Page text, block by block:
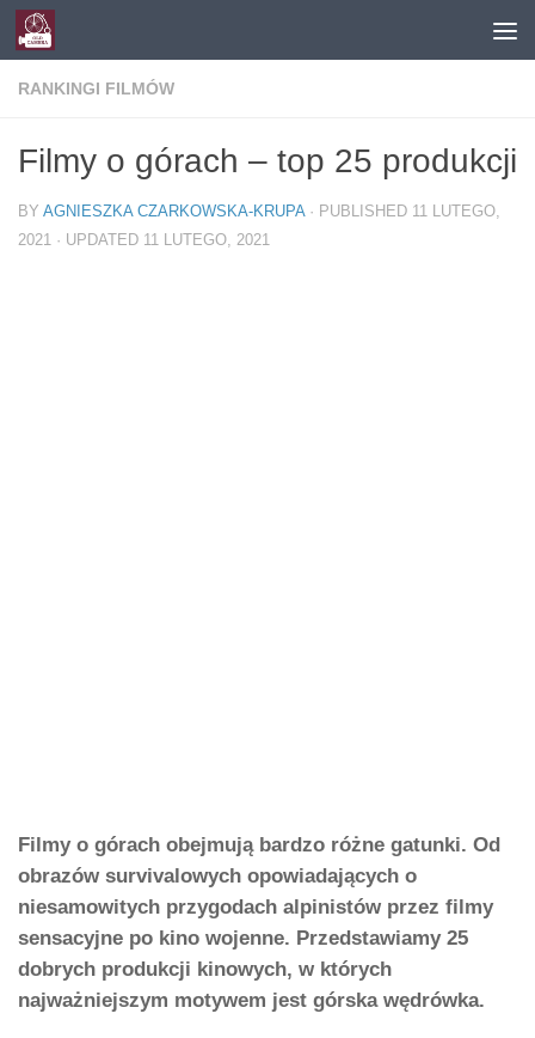
Skip to content
RANKINGI FILMÓW
Filmy o górach – top 25 produkcji
BY AGNIESZKA CZARKOWSKA-KRUPA · PUBLISHED 11 LUTEGO,
2021 · UPDATED 11 LUTEGO, 2021
Filmy o górach obejmują bardzo różne gatunki. Od
obrazów survivalowych opowiadających o
niesamowitych przygodach alpinistów przez filmy
sensacyjne po kino wojenne. Przedstawiamy 25
dobrych produkcji kinowych, w których
najważniejszym motywem jest górska wędrówka.